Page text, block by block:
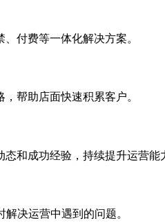
付费等一体化解决方案。
帮助店面快速积累客户。
和成功经验，持续提升运营能
决运营中遇到的问题。